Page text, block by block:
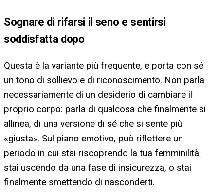
Sognare di rifarsi il seno e sentirsi
soddisfatta dopo
Questa è la variante più frequente, e porta con sé
un tono di sollievo e di riconoscimento. Non parla
necessariamente di un desiderio di cambiare il
proprio corpo: parla di qualcosa che finalmente si
allinea, di una versione di sé che si sente più
«giusta». Sul piano emotivo, può riflettere un
periodo in cui stai riscoprendo la tua femminilità,
stai uscendo da una fase di insicurezza, o stai
finalmente smettendo di nasconderti.